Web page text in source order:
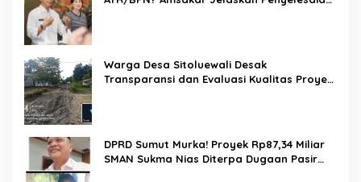
Warga Desa Sitoluewali Desak
Transparansi dan Evaluasi Kualitas Proyek
DPRD Sumut Murka! Proyek Rp87,34 Miliar
SMAN Sukma Nias Diterpa Dugaan Pasir